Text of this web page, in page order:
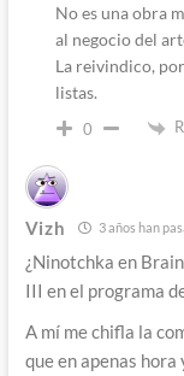
No es una obra
al negocio del
La reivindico,
listas.
0
Vizh 3 años han
¿Ninotchka en
III en el programa
A mí me chifla la
que en apenas